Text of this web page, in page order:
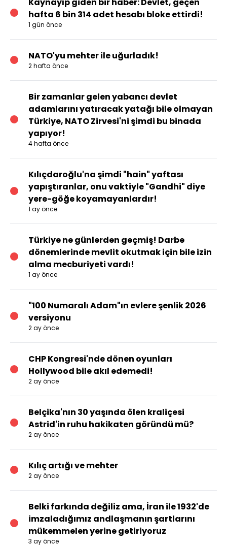
hafta 6 bin 314 adet hesabı bloke ettirdi!
1 gün önce
NATO'yu mehter ile uğurladık!
2 hafta önce
Bir zamanlar gelen yabancı devlet
adamlarını yatıracak yatağı bile olmayan
Türkiye, NATO Zirvesi'ni şimdi bu binada
yapıyor!
4 hafta önce
Kılıçdaroğlu'na şimdi "hain" yaftası
yapıştıranlar, onu vaktiyle "Gandhi" diye
yere-göğe koyamayanlardır!
1 ay önce
Türkiye ne günlerden geçmiş! Darbe
dönemlerinde mevlit okutmak için bile izin
alma mecburiyeti vardı!
1 ay önce
"100 Numaralı Adam"ın evlere şenlik 2026
versiyonu
2 ay önce
CHP Kongresi'nde dönen oyunları
Hollywood bile akıl edemedi!
2 ay önce
Belçika'nın 30 yaşında ölen kraliçesi
Astrid'in ruhu hakikaten göründü mü?
2 ay önce
Kılıç artığı ve mehter
2 ay önce
Belki farkında değiliz ama, İran ile 1932'de
imzaladığımız andlaşmanın şartlarını
mükemmelen yerine getiriyoruz
3 ay önce